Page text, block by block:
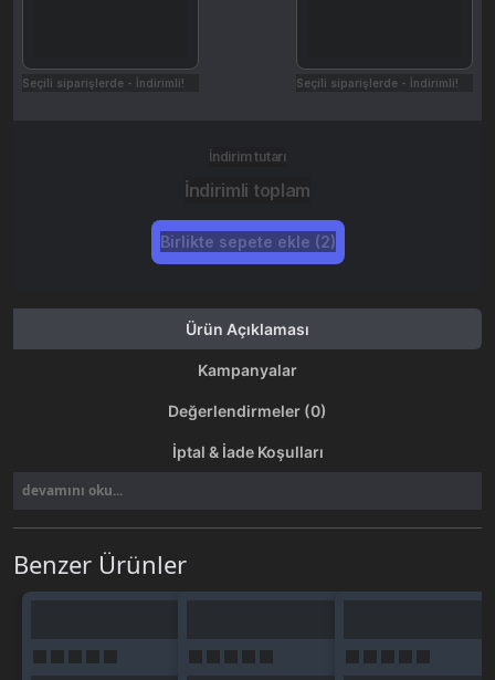
Seçili siparişlerde - İndirimli! Seçili siparişlerde - İndirimli!
İndirim tutarı
İndirimli toplam
Birlikte sepete ekle (2)
Ürün Açıklaması
Kampanyalar
Değerlendirmeler (0)
İptal & İade Koşulları
devamını oku...
Benzer Ürünler